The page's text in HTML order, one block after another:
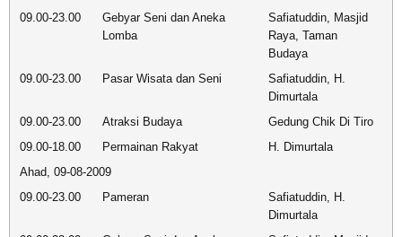
09.00-23.00
Gebyar Seni dan Aneka
Lomba
Safiatuddin, Masjid
Raya, Taman
Budaya
09.00-23.00
Pasar Wisata dan Seni
Safiatuddin, H.
Dimurtala
09.00-23.00
Atraksi Budaya
Gedung Chik Di Tiro
09.00-18.00
Permainan Rakyat
H. Dimurtala
Ahad, 09-08-2009
09.00-23.00
Pameran
Safiatuddin, H.
Dimurtala